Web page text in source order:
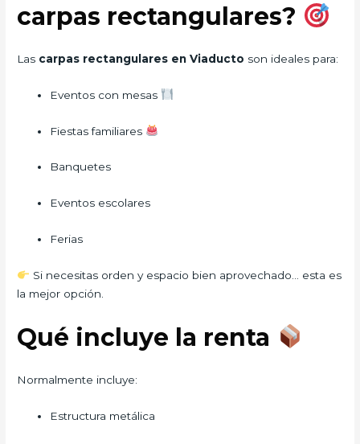
carpas rectangulares?
Las carpas rectangulares en Viaducto son ideales para:
Eventos con mesas
Fiestas familiares
Banquetes
Eventos escolares
Ferias
Si necesitas orden y espacio bien aprovechado… esta es
la mejor opción.
Qué incluye la renta
Normalmente incluye:
Estructura metálica